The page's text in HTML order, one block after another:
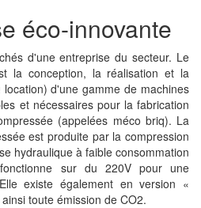
éco-innovante
d'une entreprise du secteur. Le
la conception, la réalisation et la
d'une gamme de machines
et nécessaires pour la fabrication
(appelées méco briq). La
est produite par la compression
hydraulique à faible consommation
sur du 220V pour une
existe également en version «
toute émission de CO2.